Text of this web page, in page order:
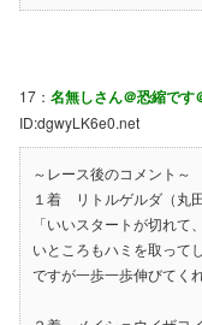
17： 名無しさん＠恐縮です
ID:dgwyLK6e0.net
～レース後のコメント～
１着 リトルゲルダ（丸田
「いいスタートが切れ
いところもハミを取って
ですが一歩一歩伸びてく